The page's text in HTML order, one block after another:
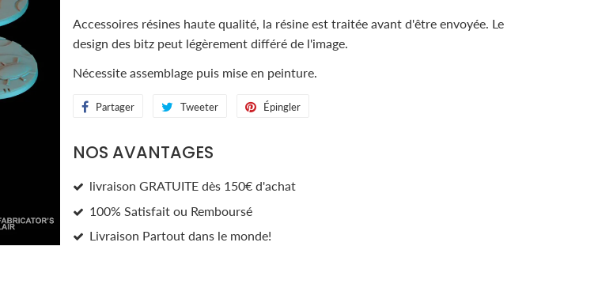
Accessoires résines haute qualité, la résine est traitée avant d'être envoyée. Le
design des bitz peut légèrement différé de l'image.
Nécessite assemblage puis mise en peinture.
Partager
Partager
Facebook
Tweeter
Tweeter Épingler
NOS AVANTAGES
livraison GRATUITE dès 150€ d'achat
100% Satisfait ou Remboursé
Livraison Partout dans le monde!